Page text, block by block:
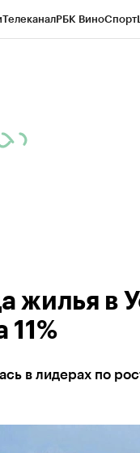
ТелеканалРБК ВиноСпорт
жилья в
в лидерах по